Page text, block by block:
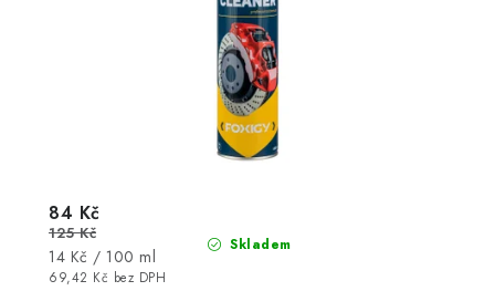
Skladem
69,42 Kč bez DPH
84 Kč
125 Kč
Měrná
cena:
14 Kč / 100 ml